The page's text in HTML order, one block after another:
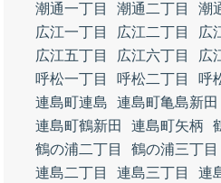
潮通一丁目
潮通二丁目 潮
広江一丁目
広江二丁目 広
広江五丁目
広江六丁目 広
呼松一丁目
呼松二丁目 呼
連島町連島
連島町亀島新田
連島町鶴新田
連島町矢柄
鶴の浦二丁目
鶴の浦三丁目
連島二丁目
連島三丁目 連